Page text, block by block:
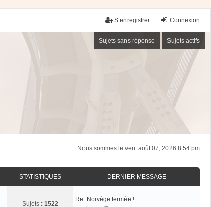
Connexion
S’enregistrer
Sujets sans réponse Sujets actifs
Nous sommes le ven. août 07, 2026 8:54 pm
STATISTIQUES DERNIER MESSAGE
Sujets : 1522
Re: Norvège fermée !